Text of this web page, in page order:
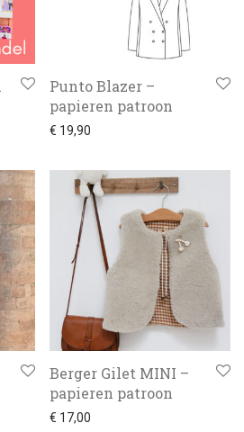
was: € 73,90.
is: € 68,50.
Punto Blazer –
papieren patroon
€ 19,90
Berger Gilet MINI –
papieren patroon
€ 17,00